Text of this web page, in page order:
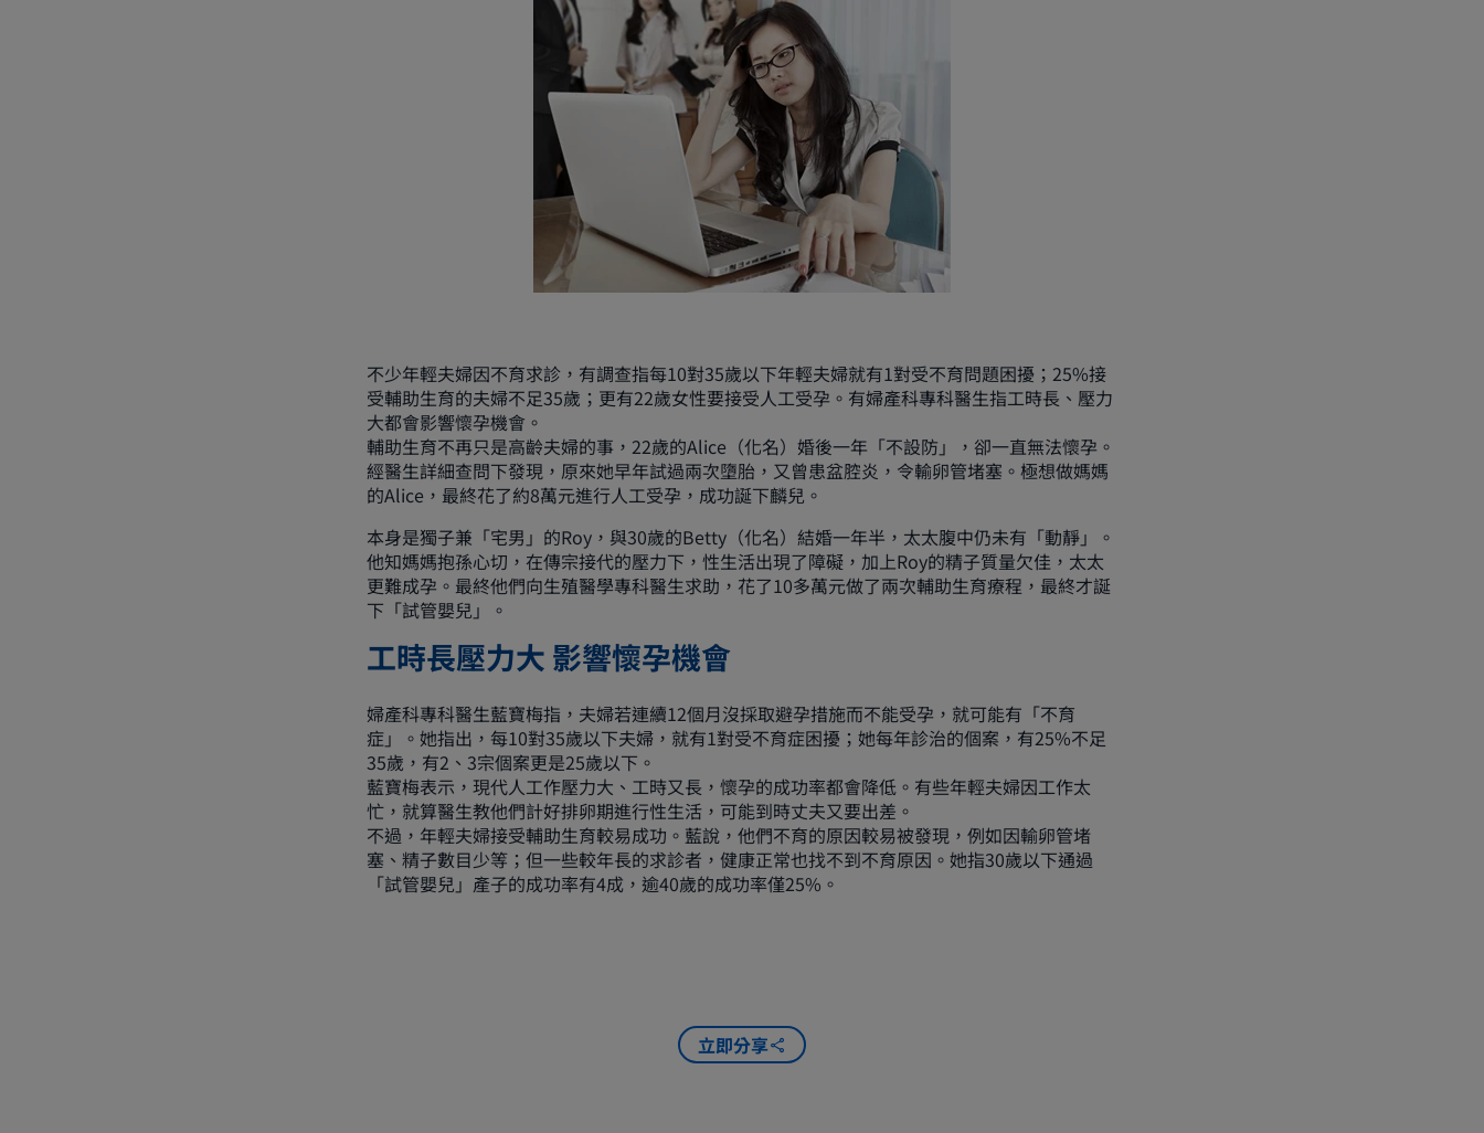
不少年輕夫婦因不育求診，有調查指每10對35歲以下年輕夫婦就有1對受不育問題困擾；25%接
受輔助生育的夫婦不足35歲；更有22歲女性要接受人工受孕。有婦產科專科醫生指工時長、壓力
大都會影響懷孕機會。
輔助生育不再只是高齡夫婦的事，22歲的Alice（化名）婚後一年「不設防」，卻一直無法懷孕。
經醫生詳細查問下發現，原來她早年試過兩次墮胎，又曾患盆腔炎，令輸卵管堵塞。極想做媽媽
的Alice，最終花了約8萬元進行人工受孕，成功誕下麟兒。
本身是獨子兼「宅男」的Roy，與30歲的Betty（化名）結婚一年半，太太腹中仍未有「動靜」。
他知媽媽抱孫心切，在傳宗接代的壓力下，性生活出現了障礙，加上Roy的精子質量欠佳，太太
更難成孕。最終他們向生殖醫學專科醫生求助，花了10多萬元做了兩次輔助生育療程，最終才誕
下「試管嬰兒」。
工時長壓力大 影響懷孕機會
婦產科專科醫生藍寶梅指，夫婦若連續12個月沒採取避孕措施而不能受孕，就可能有「不育
症」。她指出，每10對35歲以下夫婦，就有1對受不育症困擾；她每年診治的個案，有25%不足
35歲，有2、3宗個案更是25歲以下。
藍寶梅表示，現代人工作壓力大、工時又長，懷孕的成功率都會降低。有些年輕夫婦因工作太
忙，就算醫生教他們計好排卵期進行性生活，可能到時丈夫又要出差。
不過，年輕夫婦接受輔助生育較易成功。藍說，他們不育的原因較易被發現，例如因輸卵管堵
塞、精子數目少等；但一些較年長的求診者，健康正常也找不到不育原因。她指30歲以下通過
「試管嬰兒」產子的成功率有4成，逾40歲的成功率僅25%。
立即分享